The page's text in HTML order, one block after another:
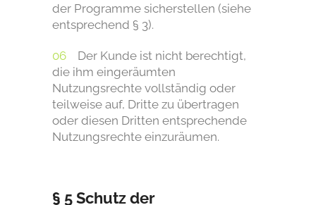
der Programme sicherstellen (siehe
entsprechend § 3).
Der Kunde ist nicht berechtigt,
die ihm eingeräumten
Nutzungsrechte vollständig oder
teilweise auf, Dritte zu übertragen
oder diesen Dritten entsprechende
Nutzungsrechte einzuräumen.
§ 5 Schutz der